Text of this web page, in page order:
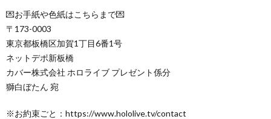
💌お手紙や色紙はこちらまで💌
〒173-0003
東京都板橋区加賀1丁目6番1号
ネットデポ新板橋
カバー株式会社 ホロライブ プレゼント係分
獅白ぼたん 宛
※お約束ごと：https://www.hololive.tv/contact